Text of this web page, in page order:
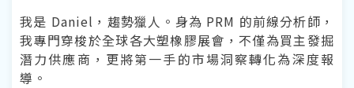
我是 Daniel，趨勢獵人。身為 PRM 的前線分析師，
我專門穿梭於全球各大塑橡膠展會，不僅為買主發掘
潛力供應商，更將第一手的市場洞察轉化為深度報
導。